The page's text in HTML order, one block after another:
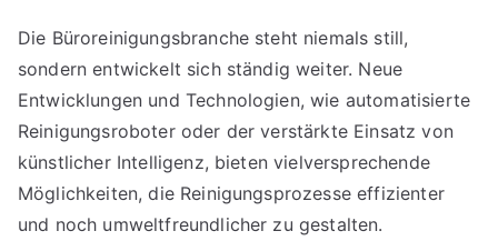
Die Büroreinigungsbranche steht niemals still,
sondern entwickelt sich ständig weiter. Neue
Entwicklungen und Technologien, wie automatisierte
Reinigungsroboter oder der verstärkte Einsatz von
künstlicher Intelligenz, bieten vielversprechende
Möglichkeiten, die Reinigungsprozesse effizienter
und noch umweltfreundlicher zu gestalten.